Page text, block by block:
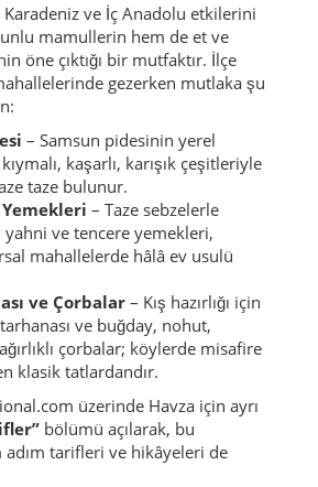
Karadeniz ve İç Anadolu etkilerini
mamullerin hem de et ve
öne çıktığı bir mutfaktır. İlçe
gezerken mutlaka şu
– Samsun pidesinin yerel
kaşarlı, karışık çeşitleriyle
taze bulunur.
Yemekleri – Taze sebzelerle
yahni ve tencere yemekleri,
mahallelerde hâlâ ev usulü
ve Çorbalar – Kış hazırlığı için
ve buğday, nohut,
çorbalar; köylerde misafire
klasik tatlardandır.
üzerinde Havza için ayrı
bölümü açılarak, bu
adım tarifleri ve hikâyeleri de